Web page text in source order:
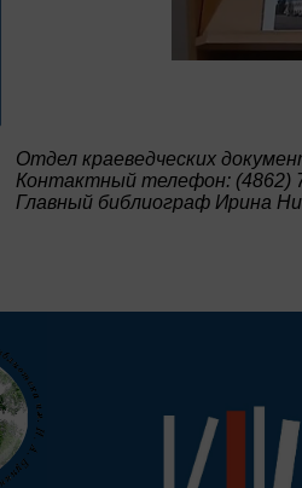
Отдел краеведческих
Контактный телефон: (4862)
Главный библиограф Ирина